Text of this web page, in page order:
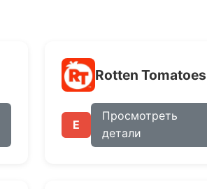
Rotten Tomatoes
E
Просмотреть
детали